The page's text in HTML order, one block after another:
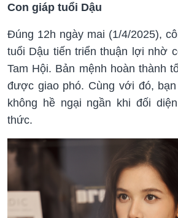
Con giáp tuổi Dậu
Đúng 12h ngày mai (1/4/2025),
tuổi Dậu tiến triển thuận lợi nhờ
Tam Hội. Bản mệnh hoàn thành
được giao phó. Cùng với đó,
không hề ngại ngần khi đối
thức.